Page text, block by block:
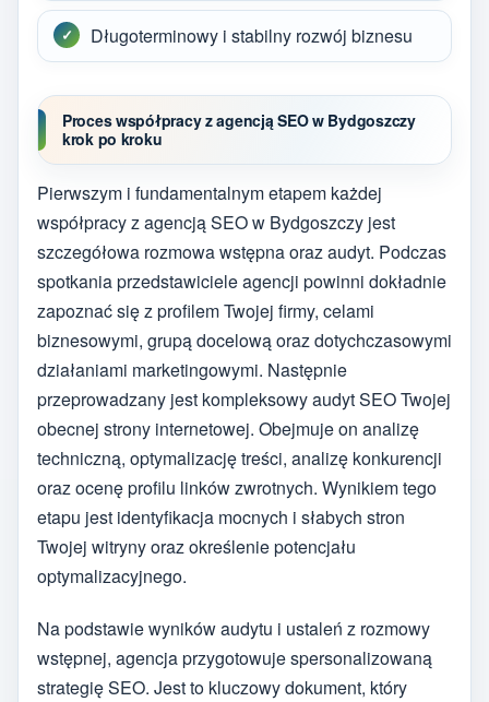
Długoterminowy i stabilny rozwój biznesu
Proces współpracy z agencją SEO w Bydgoszczy
krok po kroku
Pierwszym i fundamentalnym etapem każdej
współpracy z agencją SEO w Bydgoszczy jest
szczegółowa rozmowa wstępna oraz audyt. Podczas
spotkania przedstawiciele agencji powinni dokładnie
zapoznać się z profilem Twojej firmy, celami
biznesowymi, grupą docelową oraz dotychczasowymi
działaniami marketingowymi. Następnie
przeprowadzany jest kompleksowy audyt SEO Twojej
obecnej strony internetowej. Obejmuje on analizę
techniczną, optymalizację treści, analizę konkurencji
oraz ocenę profilu linków zwrotnych. Wynikiem tego
etapu jest identyfikacja mocnych i słabych stron
Twojej witryny oraz określenie potencjału
optymalizacyjnego.
Na podstawie wyników audytu i ustaleń z rozmowy
wstępnej, agencja przygotowuje spersonalizowaną
strategię SEO. Jest to kluczowy dokument, który